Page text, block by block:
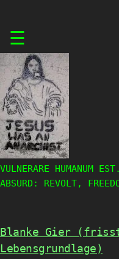
content
☰
VULNERARE HUMANUM
ABSURD: REVOLT,
Blanke Gier
Lebensgrundlage)